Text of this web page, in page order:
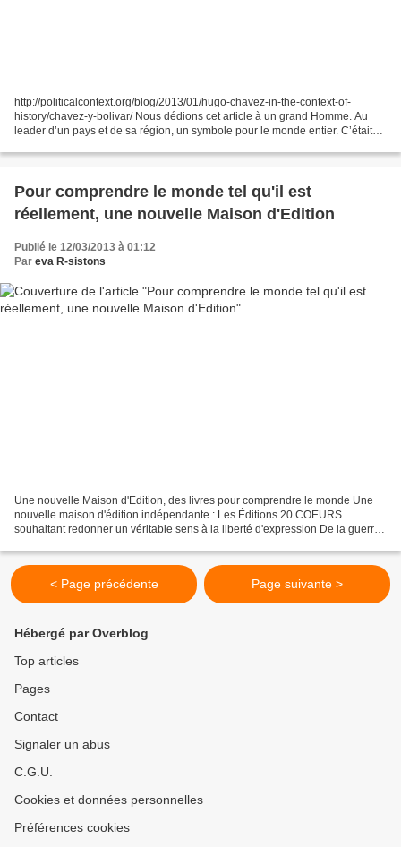
http://politicalcontext.org/blog/2013/01/hugo-chavez-in-the-context-of-
history/chavez-y-bolivar/ Nous dédions cet article à un grand Homme. Au
leader d’un pays et de sa région, un symbole pour le monde entier. C’était
Pour comprendre le monde tel qu'il est
réellement, une nouvelle Maison d'Edition
Publié le 12/03/2013 à 01:12
Par eva R-sistons
Une nouvelle Maison d'Edition, des livres pour comprendre le monde Une
nouvelle maison d'édition indépendante : Les Éditions 20 COEURS
souhaitant redonner un véritable sens à la liberté d'expression De la guerre
< Page précédente Page suivante >
Hébergé par Overblog
Top articles
Pages
Contact
Signaler un abus
C.G.U.
Cookies et données personnelles
Préférences cookies